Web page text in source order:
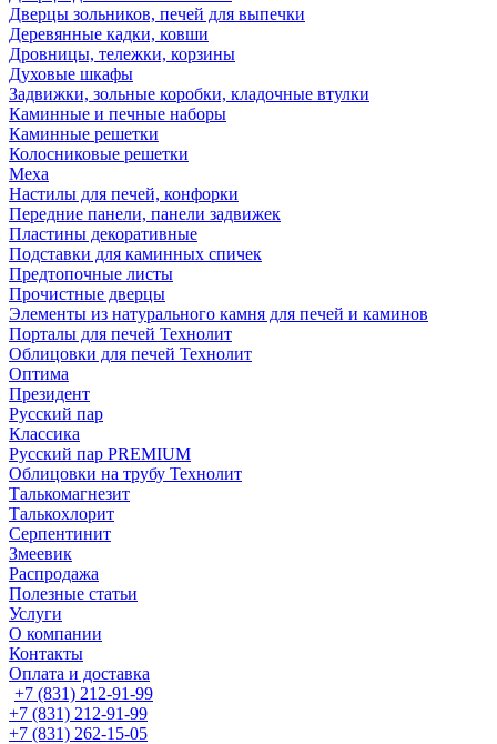
Дверцы зольников, печей для выпечки
Деревянные кадки, ковши
Дровницы, тележки, корзины
Духовые шкафы
Задвижки, зольные коробки, кладочные втулки
Каминные и печные наборы
Каминные решетки
Колосниковые решетки
Меха
Настилы для печей, конфорки
Передние панели, панели задвижек
Пластины декоративные
Подставки для каминных спичек
Предтопочные листы
Прочистные дверцы
Элементы из натурального камня для печей и каминов
Порталы для печей Технолит
Облицовки для печей Технолит
Оптима
Президент
Русский пар
Классика
Русский пар PREMIUM
Облицовки на трубу Технолит
Талькомагнезит
Талькохлорит
Серпентинит
Змеевик
Распродажа
Полезные статьи
Услуги
О компании
Контакты
Оплата и доставка
+7 (831) 212-91-99
+7 (831) 212-91-99
+7 (831) 262-15-05